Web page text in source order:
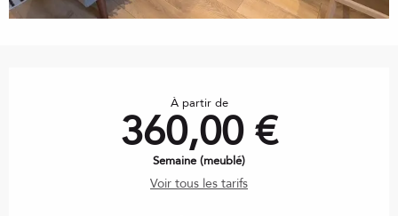
À partir de
360,00 €
Semaine (meublé)
Voir tous les tarifs